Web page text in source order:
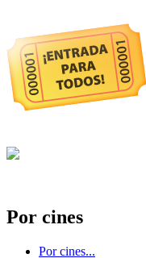
Por cines
Por cines...